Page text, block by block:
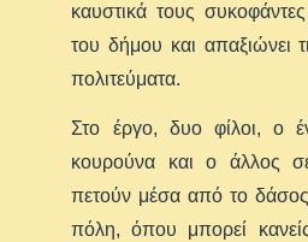
καυστικά τους
του δήμου και απαξιώνει
πολιτεύματα.
Στο έργο, δυο φίλοι, ο
κουρούνα και ο άλλος
πετούν μέσα από το
πόλη, όπου μπορεί